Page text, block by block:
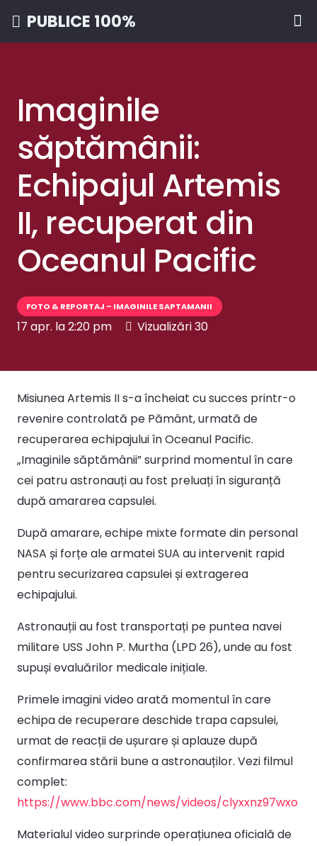
PUBLICE 100%
Imaginile
săptămânii:
Echipajul Artemis
II, recuperat din
Oceanul Pacific
FOTO & REPORTAJ – IMAGINILE SAPTAMANII
17 apr. la 2:20 pm Vizualizări30
Misiunea Artemis II s-a încheiat cu succes printr-o
revenire controlată pe Pământ, urmată de
recuperarea echipajului în Oceanul Pacific.
„Imaginile săptămânii” surprind momentul în care
cei patru astronauți au fost preluați în siguranță
după amararea capsulei.
După amarare, echipe mixte formate din personal
NASA și forțe ale armatei SUA au intervenit rapid
pentru securizarea capsulei și extragerea
echipajului.
Astronauții au fost transportați pe puntea navei
militare USS John P. Murtha (LPD 26), unde au fost
supuși evaluărilor medicale inițiale.
Primele imagini video arată momentul în care
echipa de recuperare deschide trapa capsulei,
urmat de reacții de ușurare și aplauze după
confirmarea stării bune a astronauților. Vezi filmul
complet:
https://www.bbc.com/news/videos/clyxxnz97wxo
Materialul video surprinde operațiunea oficială de